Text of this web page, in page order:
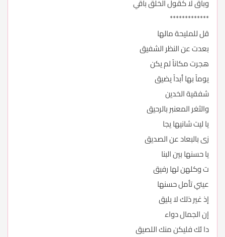
وباق لا كقول الخلق باقي
*************
قل للمليحة مالها
بعدت عن النظر الشفيق
هجرت مكاناً لم يكن
يوماً بها أبداً يضيق
شفقية الخدين
والثغر المعنبر بالرحيق
يا ليت شانيها يجا
زى بالبعاد عن الصديق
يا حسنها بين البنا
ت وكلهن لها رفيق
عيني تأمل حسنها
إذ غير ذلك لا يليق
إن الجمال دواء
دا ئك فليكن منك اللصيق